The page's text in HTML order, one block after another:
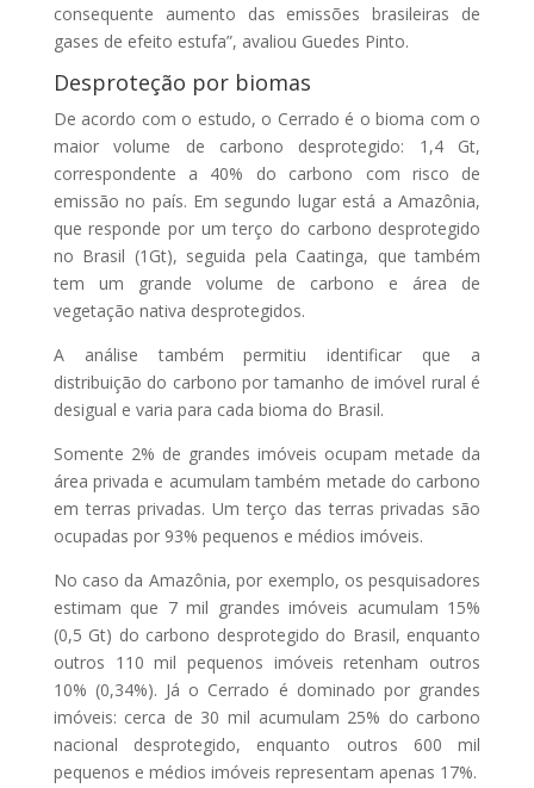
consequente aumento das emissões brasileiras de
gases de efeito estufa”, avaliou Guedes Pinto.
Desproteção por biomas
De acordo com o estudo, o Cerrado é o bioma com o
maior volume de carbono desprotegido: 1,4 Gt,
correspondente a 40% do carbono com risco de
emissão no país. Em segundo lugar está a Amazônia,
que responde por um terço do carbono desprotegido
no Brasil (1Gt), seguida pela Caatinga, que também
tem um grande volume de carbono e área de
vegetação nativa desprotegidos.
A análise também permitiu identificar que a
distribuição do carbono por tamanho de imóvel rural é
desigual e varia para cada bioma do Brasil.
Somente 2% de grandes imóveis ocupam metade da
área privada e acumulam também metade do carbono
em terras privadas. Um terço das terras privadas são
ocupadas por 93% pequenos e médios imóveis.
No caso da Amazônia, por exemplo, os pesquisadores
estimam que 7 mil grandes imóveis acumulam 15%
(0,5 Gt) do carbono desprotegido do Brasil, enquanto
outros 110 mil pequenos imóveis retenham outros
10% (0,34%). Já o Cerrado é dominado por grandes
imóveis: cerca de 30 mil acumulam 25% do carbono
nacional desprotegido, enquanto outros 600 mil
pequenos e médios imóveis representam apenas 17%.